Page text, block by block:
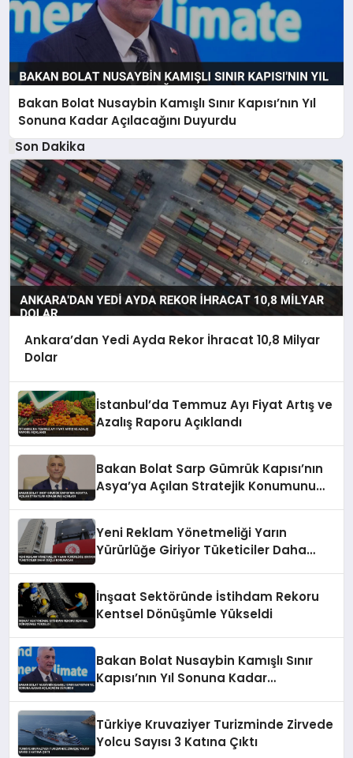
Bakan Bolat Nusaybin Kamışlı Sınır Kapısı’nın Yıl
Sonuna Kadar Açılacağını Duyurdu
Son Dakika
Ankara’dan Yedi Ayda Rekor İhracat 10,8 Milyar
Dolar
İstanbul’da Temmuz Ayı Fiyat Artış ve
Azalış Raporu Açıklandı
Bakan Bolat Sarp Gümrük Kapısı’nın
Asya’ya Açılan Stratejik Konumunu
Yeni Reklam Yönetmeliği Yarın
Yürürlüğe Giriyor Tüketiciler Daha
İnşaat Sektöründe İstihdam Rekoru
Kentsel Dönüşümle Yükseldi
Bakan Bolat Nusaybin Kamışlı Sınır
Kapısı’nın Yıl Sonuna Kadar
Türkiye Kruvaziyer Turizminde Zirvede
Yolcu Sayısı 3 Katına Çıktı